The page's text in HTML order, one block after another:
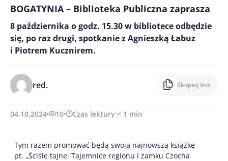
BOGATYNIA – Biblioteka Publiczna zaprasza
8 października o godz. 15.30 w bibliotece odbędzie
się, po raz drugi, spotkanie z Agnieszką Łabuz
i Piotrem Kucznirem.
red. Skopiuj link
04.10.2024 10 Czas lektury:< 1 min
Tym razem promować będą swoją najnowszą książkę
pt. „Ściśle tajne. Tajemnice regionu i zamku Czocha